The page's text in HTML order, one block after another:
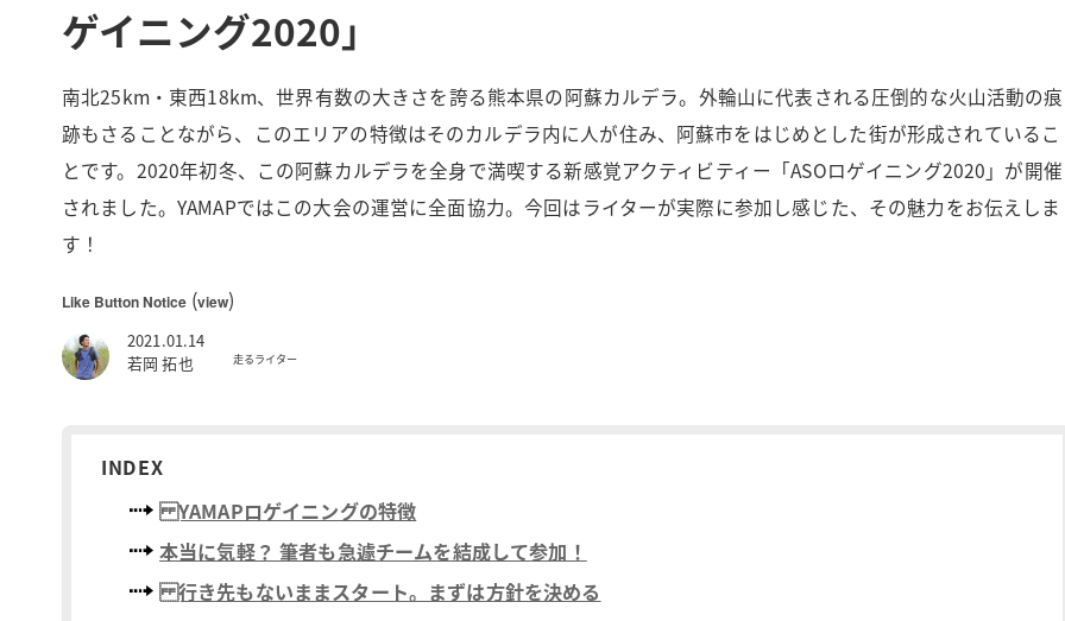
ゲイニング2020」
南北25km・東西18km、世界有数の大きさを誇る熊本県の阿蘇カルデラ。外輪山に代表される圧倒的な火山活動の痕
跡もさることながら、このエリアの特徴はそのカルデラ内に人が住み、阿蘇市をはじめとした街が形成されているこ
とです。2020年初冬、この阿蘇カルデラを全身で満喫する新感覚アクティビティー「ASOロゲイニング2020」が開催
されました。YAMAPではこの大会の運営に全面協力。今回はライターが実際に参加し感じた、その魅力をお伝えしま
す！
Like Button Notice (view)
2021.01.14
若岡 拓也
走るライター
INDEX
YAMAPロゲイニングの特徴
本当に気軽？ 筆者も急遽チームを結成して参加！
行き先もないままスタート。まずは方針を決める